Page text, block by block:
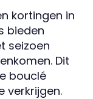
kortingen in
bieden
seizoen
Dit
bouclé
verkrijgen.